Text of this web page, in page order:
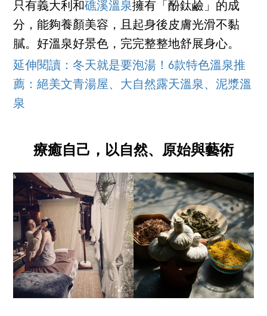
只有義大利和礁溪溫泉擁有「酚鈦鹼」的成
分，能夠養顏美容，且起身後皮膚光滑不黏
膩。好溫泉好景色，完完整整地舒展身心。
延伸閱讀：冬天就是要泡湯！6款特色溫泉推
薦：絕美文青湯屋、大自然露天溫泉、泥漿溫
泉
療癒自己，以自然、原始與藝術